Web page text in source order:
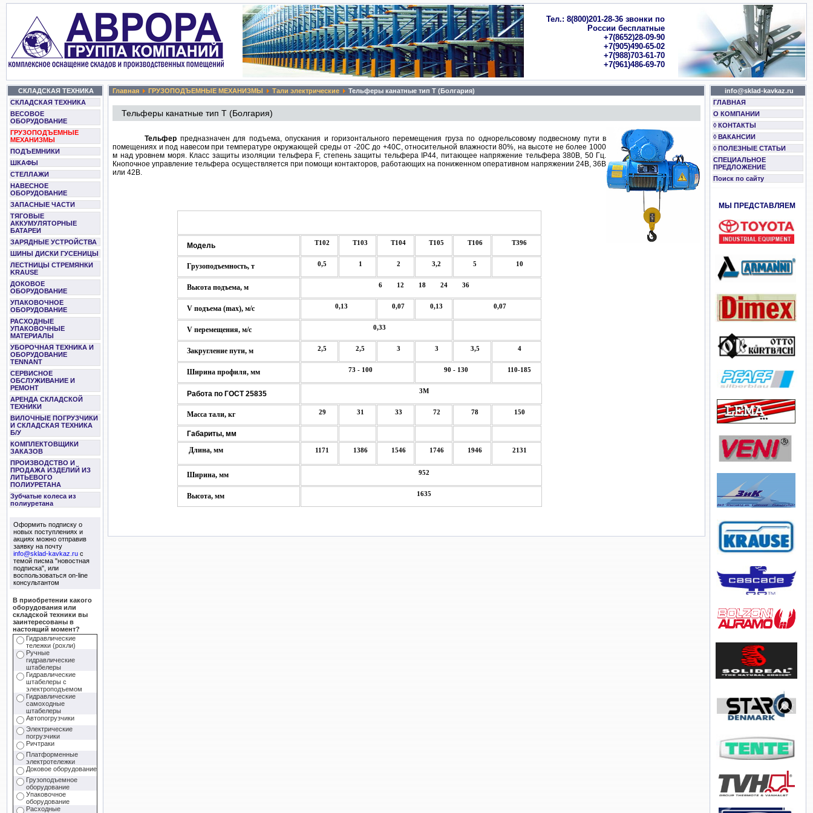
Тел.: 8(800)201-28-36 звонки по
России бесплатные
+7(8652)28-09-90
+7(905)490-65-02
+7(988)703-61-70
+7(961)486-69-70
СКЛАДСКАЯ ТЕХНИКА
СКЛАДСКАЯ ТЕХНИКА
ВЕСОВОЕ
ОБОРУДОВАНИЕ
ГРУЗОПОДЪЕМНЫЕ
МЕХАНИЗМЫ
ПОДЪЕМНИКИ
ШКАФЫ
СТЕЛЛАЖИ
НАВЕСНОЕ
ОБОРУДОВАНИЕ
ЗАПАСНЫЕ ЧАСТИ
ТЯГОВЫЕ
АККУМУЛЯТОРНЫЕ
БАТАРЕИ
ЗАРЯДНЫЕ УСТРОЙСТВА
ШИНЫ ДИСКИ ГУСЕНИЦЫ
ЛЕСТНИЦЫ СТРЕМЯНКИ
KRAUSE
ДОКОВОЕ
ОБОРУДОВАНИЕ
УПАКОВОЧНОЕ
ОБОРУДОВАНИЕ
РАСХОДНЫЕ
УПАКОВОЧНЫЕ
МАТЕРИАЛЫ
УБОРОЧНАЯ ТЕХНИКА И
ОБОРУДОВАНИЕ
TENNANT
СЕРВИСНОЕ
ОБСЛУЖИВАНИЕ И
РЕМОНТ
АРЕНДА СКЛАДСКОЙ
ТЕХНИКИ
ВИЛОЧНЫЕ ПОГРУЗЧИКИ
И СКЛАДСКАЯ ТЕХНИКА
Б/У
КОМПЛЕКТОВЩИКИ
ЗАКАЗОВ
ПРОИЗВОДСТВО И
ПРОДАЖА ИЗДЕЛИЙ ИЗ
ЛИТЬЕВОГО
ПОЛИУРЕТАНА
Зубчатые колеса из
полиуретана
Оформить подписку о
новых поступлениях и
акциях можно отправив
заявку на почту
info@sklad-kavkaz.ruс
темой писма "новостная
подписка", или
воспользоваться on-line
консультантом
В приобретении какого
оборудования или
складской техники вы
заинтересованы в
настоящий момент?
Гидравлические
тележки (рохли)
Ручные
гидравлические
штабелеры
Гидравлические
штабелеры с
электроподъемом
Гидравлические
самоходные
штабелеры
Автопогрузчики
Электрические
погрузчики
Ричтраки
Платформенные
электротележки
Доковое оборудование
Грузоподъемное
оборудование
Упаковочное
оборудование
Расходные
Главная ГРУЗОПОДЪЕМНЫЕ МЕХАНИЗМЫ Тали электрические Тельферы канатные тип Т (Болгария)
Тельферы канатные тип Т (Болгария)
Тельфер предназначен для подъема, опускания и горизонтального перемещения груза по однорельсовому подвесному пути в
помещениях и под навесом при температуре окружающей среды от -20С до +40С, относительной влажности 80%, на высоте не более 1000
м над уровнем моря. Класс защиты изоляции тельфера F, степень защиты тельфера IP44, питающее напряжение тельфера 380В, 50 Гц.
Кнопочное управление тельфера осуществляется при помощи контакторов, работающих на пониженном оперативном напряжении 24В, 36В
или 42В.
Модель Т102 Т103 Т104 Т105 Т106 Т396
Грузоподъемность, т 0,5 1 2 3,2 5 10
Высота подъема, м 6 12 18 24 36
V подъема (max), м/с 0,13 0,07 0,13 0,07
V перемещения, м/с 0,33
Закругление пути, м 2,5 2,5 3 3 3,5 4
Ширина профиля, мм 73 - 100 90 - 130 110-185
Работа по ГОСТ 25835 3М
Масса тали, кг 29 31 33 72 78 150
Габариты, мм
Длина, мм
1171 1386 1546 1746 1946 2131
Ширина, мм 952
Высота, мм 1635
info@sklad-kavkaz.ru
ГЛАВНАЯ
О КОМПАНИИ
◊ КОНТАКТЫ
◊ ВАКАНСИИ
◊ ПОЛЕЗНЫЕ СТАТЬИ
СПЕЦИАЛЬНОЕ
ПРЕДЛОЖЕНИЕ
Поиск по сайту
МЫ ПРЕДСТАВЛЯЕМ